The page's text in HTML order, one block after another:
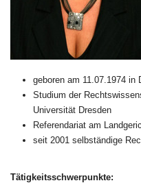
geboren am 11.07.1974 in
Studium der
Universität Dresden
Referendariat am
seit 2001 selbständige
Tätigkeitsschwerpunkte: